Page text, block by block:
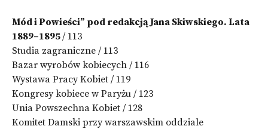
Mód i Powieści” pod redakcją Jana Skiwskiego. Lata
1889–1895/ 113
Studia zagraniczne / 113
Bazar wyrobów kobiecych / 116
Wystawa Pracy Kobiet / 119
Kongresy kobiece w Paryżu / 123
Unia Powszechna Kobiet / 128
Komitet Damski przy warszawskim oddziale